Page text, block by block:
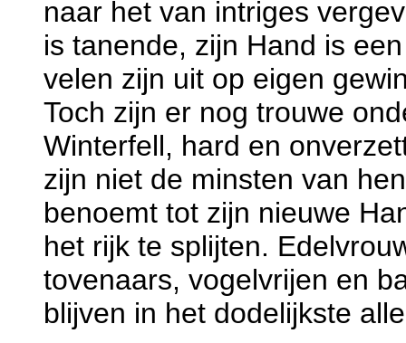
naar het van intriges
is tanende, zijn Hand is
velen zijn uit op eigen
Toch zijn er nog trouwe
Winterfell, hard en
zijn niet de minsten van
benoemt tot zijn nieuwe
het rijk te splijten.
tovenaars, vogelvrijen en
blijven in het dodelijkste